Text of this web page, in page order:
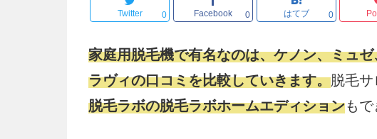
Twitter 0 Facebook 0 はてブ 0
家庭用脱毛機で有名なのは、ケノン、ミュゼ
ラヴィの口コミを比較していきます。脱毛
脱毛ラボの脱毛ラボホームエディションもで